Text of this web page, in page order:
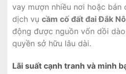
vay mượn nhiều nơi hoặc bán
dịch vụ cầm cố đất đai Đắk
động được nguồn vốn dồi
quyền sở hữu lâu dài.
Lãi suất cạnh tranh và minh